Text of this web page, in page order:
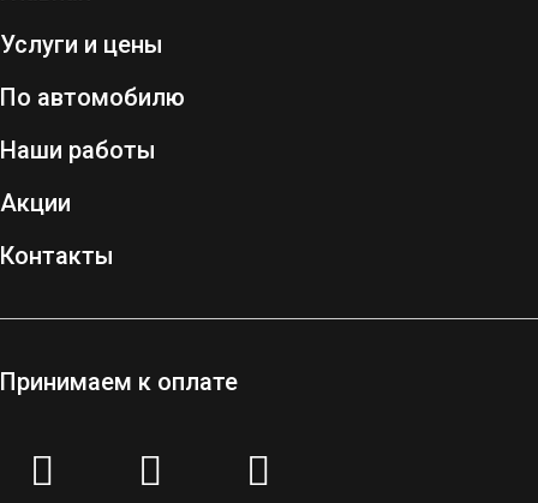
Услуги и цены
По автомобилю
Наши работы
Акции
Контакты
Принимаем к оплате